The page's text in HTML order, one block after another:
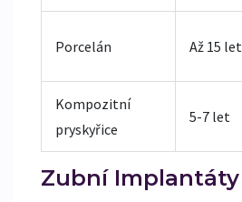
Porcelán Až 15 let
Kompozitní
pryskyřice
5-7 let
Zubní Implantáty